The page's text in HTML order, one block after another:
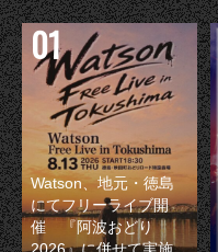
Watson、地元・徳島
にてフリーライブ開
催 『阿波おどり